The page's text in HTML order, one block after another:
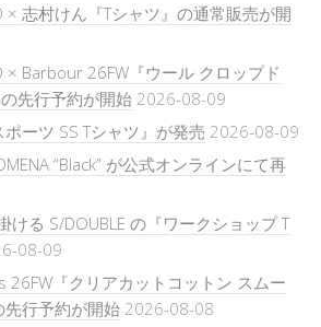
× 志村けん『Tシャツ』の通常販売が開
× Barbour 26FW『ウール クロップド
先行予約が開始 2026-08-09
ーツ SS Tシャツ』が発売 2026-08-09
“Black” が公式オンラインにて再
ける S/DOUBLE の『ワークショップ T
08-09
26FW『クリアカットコットン スムー
先行予約が開始 2026-08-08